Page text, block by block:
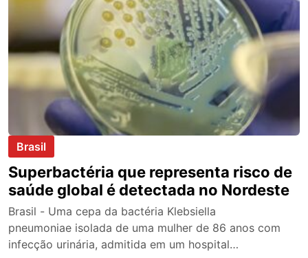
Brasil
Superbactéria que representa risco de
saúde global é detectada no Nordeste
Brasil - Uma cepa da bactéria Klebsiella
pneumoniae isolada de uma mulher de 86 anos com
infecção urinária, admitida em um hospital…